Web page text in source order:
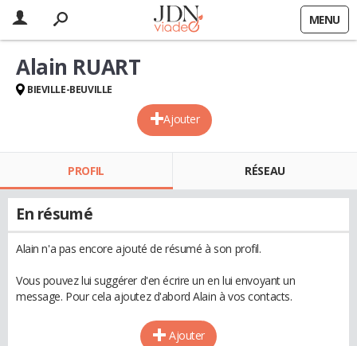
MENU
Ajouter
Alain RUART
BIEVILLE-BEUVILLE
PROFIL RÉSEAU
En résumé
Alain n'a pas encore ajouté de résumé à son profil.
Vous pouvez lui suggérer d'en écrire un en lui envoyant un
message. Pour cela ajoutez d'abord Alain à vos contacts.
Ajouter